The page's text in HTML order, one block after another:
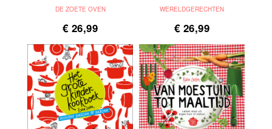
DE ZOETE OVEN
€26,99
WERELDGERECHTEN
€26,99